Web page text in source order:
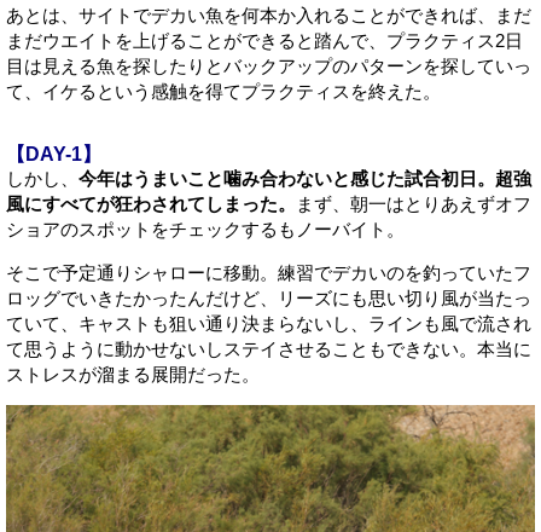
あとは、サイトでデカい魚を何本か入れることができれば、まだ
まだウエイトを上げることができると踏んで、プラクティス2日
目は見える魚を探したりとバックアップのパターンを探していっ
て、イケるという感触を得てプラクティスを終えた。
【DAY-1】
しかし、 今年はうまいこと噛み合わないと感じた試合初日。超強
風にすべてが狂わされてしまった。
まず、朝一はとりあえずオフ
ショアのスポットをチェックするもノーバイト。
そこで予定通りシャローに移動。練習でデカいのを釣っていたフ
ロッグでいきたかったんだけど、リーズにも思い切り風が当たっ
ていて、キャストも狙い通り決まらないし、ラインも風で流され
て思うように動かせないしステイさせることもできない。本当に
ストレスが溜まる展開だった。